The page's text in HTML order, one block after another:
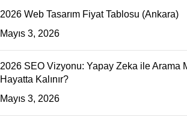
2026 Web Tasarım Fiyat Tablosu (Ankara)
Mayıs 3, 2026
2026 SEO Vizyonu: Yapay Zeka ile Arama
Hayatta Kalınır?
Mayıs 3, 2026